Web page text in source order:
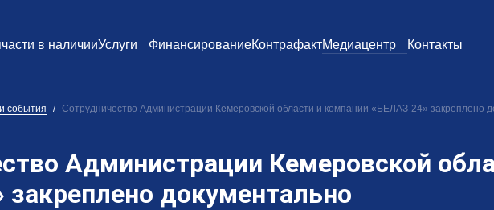
в наличииУслуги ФинансированиеКонтрафактМедиацентр Контакты
события Сотрудничество Администрации Кемеровской области и компании «БЕЛАЗ-24» закреплено
Администрации Кемеровской
документально